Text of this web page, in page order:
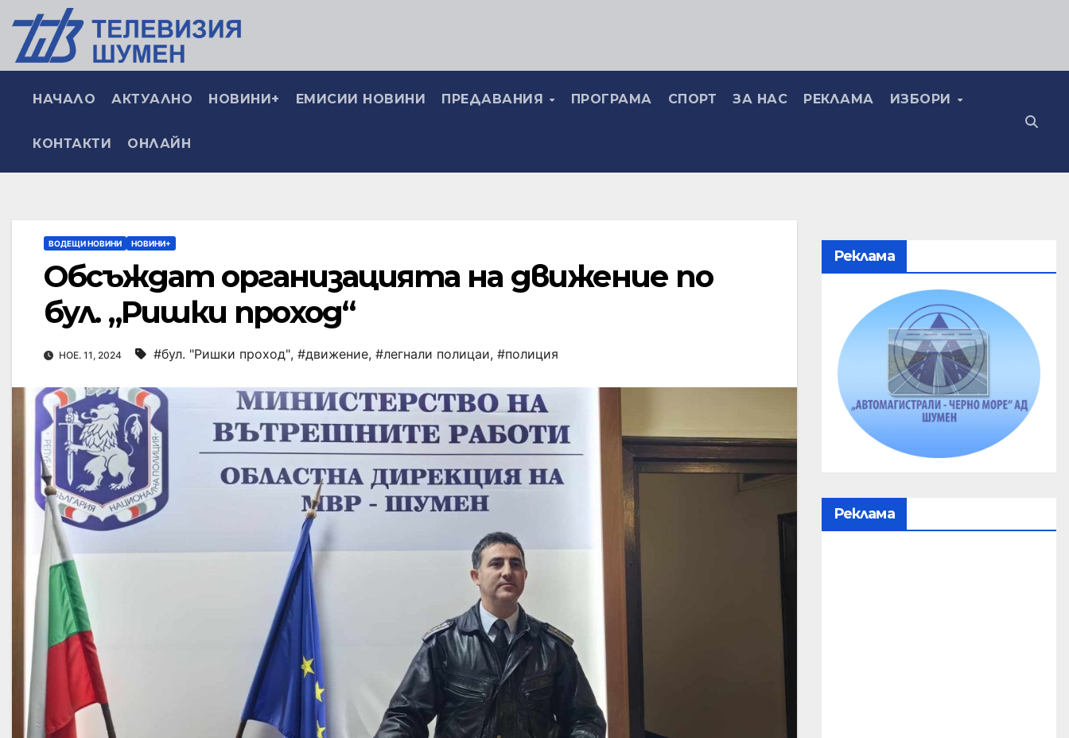
НАЧАЛО АКТУАЛНО НОВИНИ+ ЕМИСИИ НОВИНИ ПРЕДАВАНИЯ ПРОГРАМА СПОРТ ЗА НАС РЕКЛАМА ИЗБОРИ
КОНТАКТИ ОНЛАЙН
ВОДЕЩИ НОВИНИ НОВИНИ+
Обсъждат организацията на движение по
бул. „Ришки проход“
НОЕ. 11, 2024 #бул. "Ришки проход", #движение, #легнали полицаи, #полиция
Реклама
Реклама